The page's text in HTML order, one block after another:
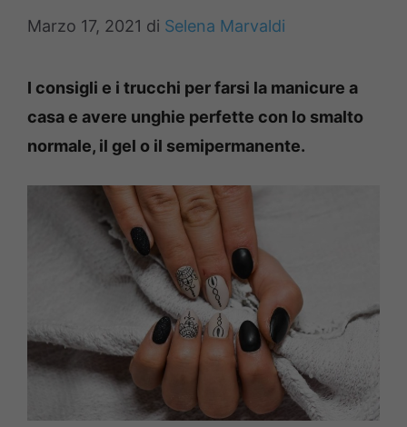
Marzo 17, 2021 di Selena Marvaldi
I consigli e i trucchi per farsi la manicure a
casa e avere unghie perfette con lo smalto
normale, il gel o il semipermanente.